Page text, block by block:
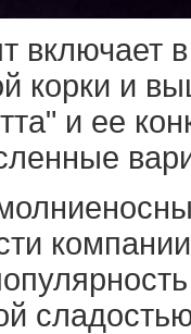
включает
корки и
и ее